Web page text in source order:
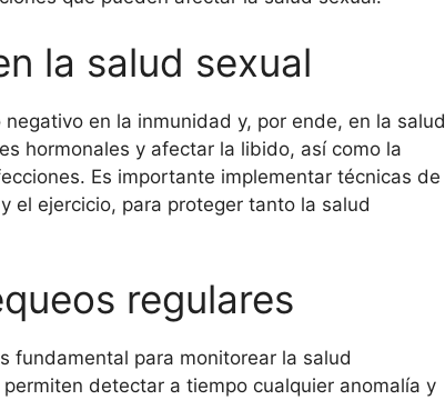
la salud sexual
en la inmunidad y, por ende, en la salud
hormonales y afectar la libido, así como la
Es importante implementar técnicas de
el ejercicio, para proteger tanto la salud
regulares
fundamental para monitorear la salud
detectar a tiempo cualquier anomalía y